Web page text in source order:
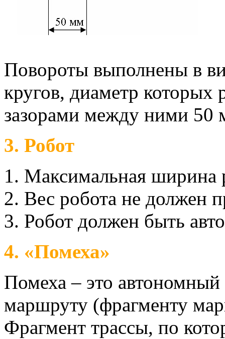
Повороты выполнены в
кругов, диаметр
зазорами между ними 50
3. Робот
Максимальная ширина
Вес робота не должен
Робот должен быть
4. «Помеха»
Помеха – это
маршруту (фрагменту
Фрагмент трассы, по